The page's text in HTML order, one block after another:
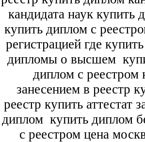
кандидата наук купить
купить диплом с
регистрацией где
дипломы о высшем
диплом с
занесением в реестр
реестр купить аттестат
диплом купить диплом
с реестром цена